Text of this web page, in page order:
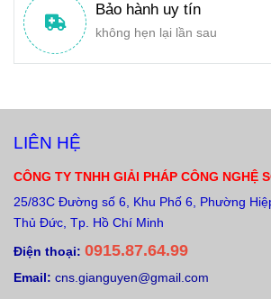
Bảo hành uy tín
không hẹn lại lần sau
LIÊN HỆ
CÔNG TY TNHH GIẢI PHÁP CÔNG NGHỆ
25/83C Đường số 6, Khu Phố 6, Phường
Thủ Đức, Tp. Hồ Chí Minh
Điện thoại: 0915.87.64.99
Email: cns.gianguyen@gmail.com